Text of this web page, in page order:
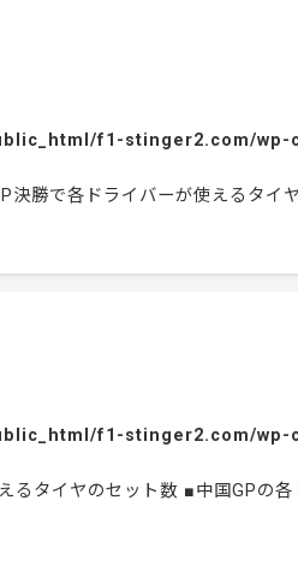
f1-stinger2.com/
勝で各ドライバーが使えるタ
f1-stinger2.com/
タイヤのセット数 ■中国GPの